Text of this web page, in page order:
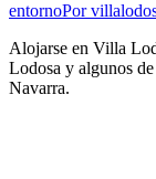
entornoPor
Alojarse en Villa
Lodosa y algunos
Navarra.